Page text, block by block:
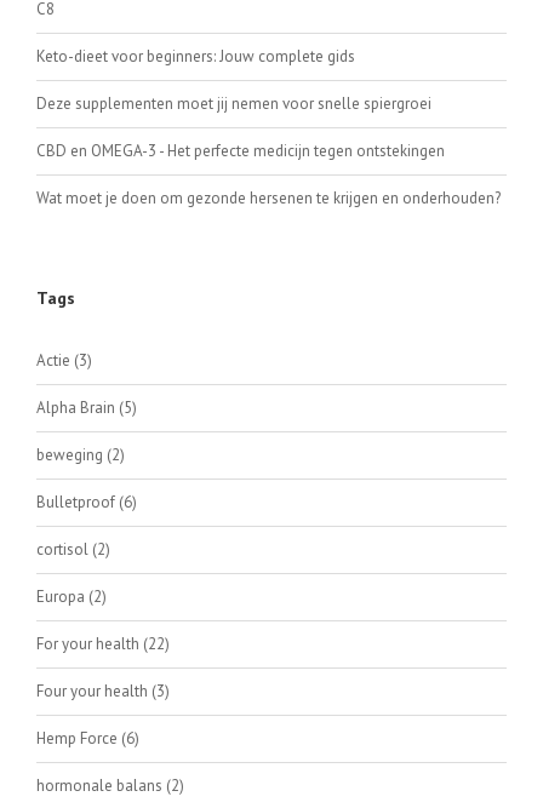
C8
Keto-dieet voor beginners: Jouw complete gids
Deze supplementen moet jij nemen voor snelle spiergroei
CBD en OMEGA-3 - Het perfecte medicijn tegen ontstekingen
Wat moet je doen om gezonde hersenen te krijgen en onderhouden?
Tags
Actie (3)
Alpha Brain (5)
beweging (2)
Bulletproof (6)
cortisol (2)
Europa (2)
For your health (22)
Four your health (3)
Hemp Force (6)
hormonale balans (2)